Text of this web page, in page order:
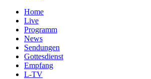
Home
Live
Programm
News
Sendungen
Gottesdienst
Empfang
L-TV